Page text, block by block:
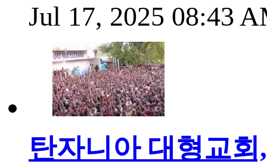
Jul 17, 2025 08:43
탄자니아 대형교